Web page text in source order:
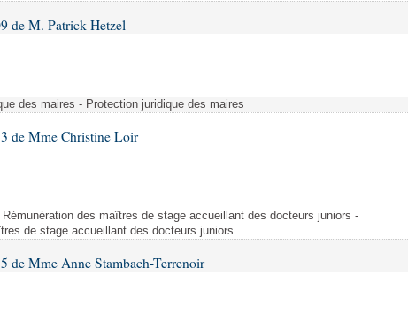
de M. Patrick Hetzel
des maires - Protection juridique des maires
de Mme Christine Loir
des maîtres de stage accueillant des docteurs juniors -
de stage accueillant des docteurs juniors
de Mme Anne Stambach-Terrenoir